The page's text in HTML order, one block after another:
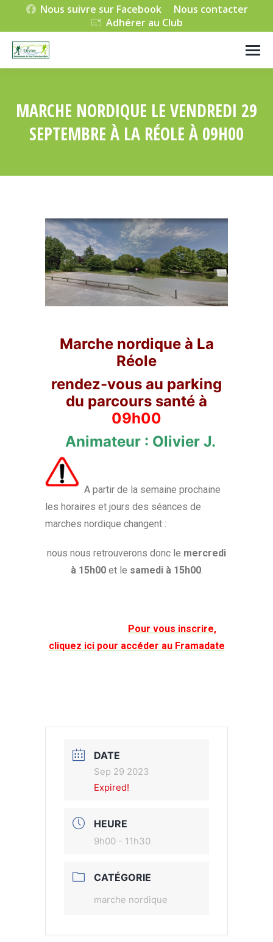
Nous suivre sur Facebook
Nous contacter
Adhérer au Club
MARCHE NORDIQUE LE VENDREDI 29
SEPTEMBRE À LA RÉOLE À 09H00
Marche nordique à La
Réole
rendez-vous au parking
du parcours santé à
09h00
Animateur : Olivier J.
A partir de la semaine prochaine
les horaires et jours des séances de
marches nordique changent :
nous nous retrouverons donc le mercredi
à 15h00et le samedi à 15h00.
Pour vous inscrire,
cliquez ici pour accéder au Framadate
DATE
Sep 29 2023
Expired!
HEURE
9h00 - 11h30
CATÉGORIE
marche nordique